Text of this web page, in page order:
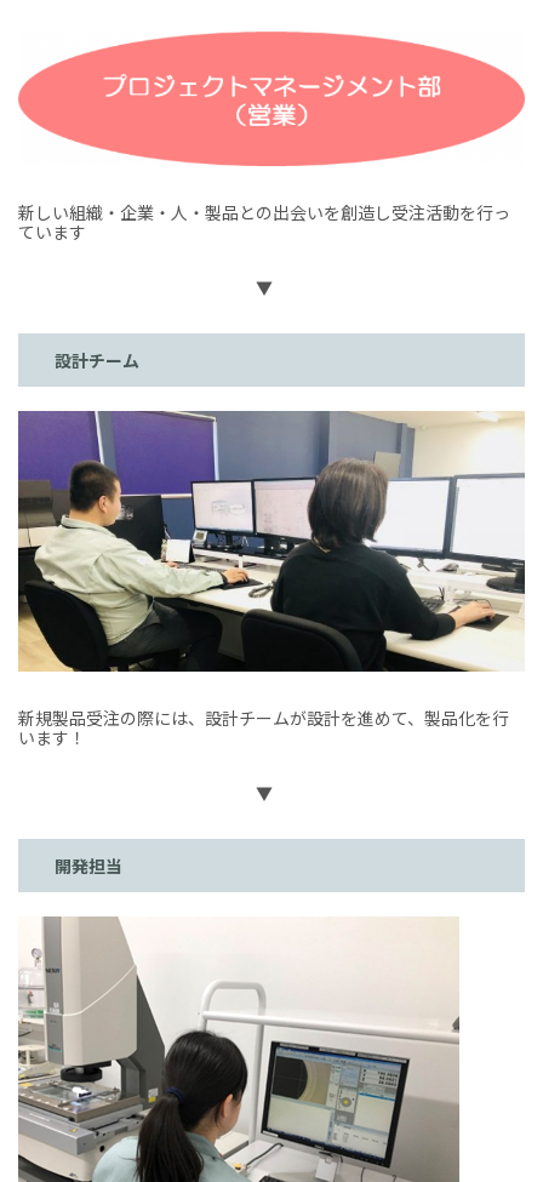
新しい組織・企業・人・製品との出会いを創造し受注活動を行っ
ています
▼
設計チーム
新規製品受注の際には、設計チームが設計を進めて、製品化を行
います！
▼
開発担当